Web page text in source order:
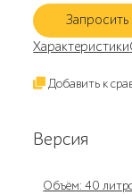
Запросить
Характеристики
Добавить к
Версия
Объём: 40